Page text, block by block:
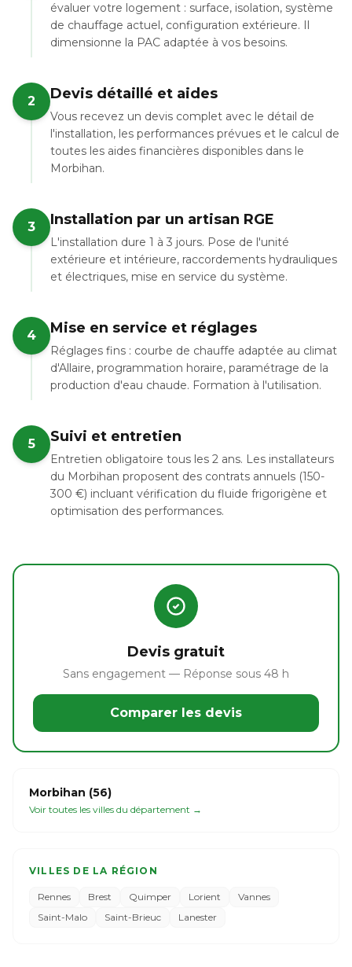
évaluer votre logement : surface, isolation, système
de chauffage actuel, configuration extérieure. Il
dimensionne la PAC adaptée à vos besoins.
2 Devis détaillé et aides
Vous recevez un devis complet avec le détail de
l'installation, les performances prévues et le calcul de
toutes les aides financières disponibles dans le
Morbihan.
3 Installation par un artisan RGE
L'installation dure 1 à 3 jours. Pose de l'unité
extérieure et intérieure, raccordements hydrauliques
et électriques, mise en service du système.
4 Mise en service et réglages
Réglages fins : courbe de chauffe adaptée au climat
d'Allaire, programmation horaire, paramétrage de la
production d'eau chaude. Formation à l'utilisation.
5 Suivi et entretien
Entretien obligatoire tous les 2 ans. Les installateurs
du Morbihan proposent des contrats annuels (150-
300 €) incluant vérification du fluide frigorigène et
optimisation des performances.
Devis gratuit
Sans engagement — Réponse sous 48 h
Comparer les devis
Morbihan (56)
Voir toutes les villes du département →
VILLES DE LA RÉGION
Rennes Brest Quimper Lorient
Vannes
Saint-Malo
Saint-Brieuc Lanester